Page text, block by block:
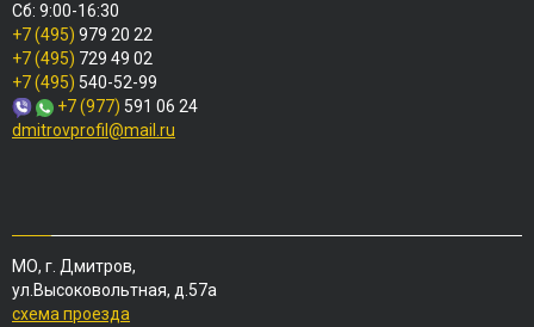
Сб: 9:00-16:30
+7 (495) 979 20 22
+7 (495) 729 49 02
+7 (495) 540-52-99
+7 (977) 591 06 24
dmitrovprofil@mail.ru
МО, г. Дмитров,
ул.Высоковольтная, д.57а
схема проезда